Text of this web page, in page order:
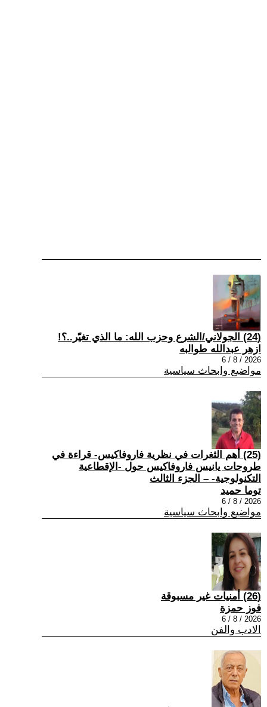
(24) الجولاني/الشرع وحزب الله: ما الذي تغيّر..؟!
ازهر عبدالله طوالبه
2026 / 8 / 6
مواضيع وابحاث سياسية
(25) أهم الثغرات في نظرية فاروفاكيس- قراءة في
طروحات يانيس فاروفاكيس حول -الإقطاعية
التكنولوجية- – الجزء الثالث
توما حميد
2026 / 8 / 6
مواضيع وابحاث سياسية
(26) أمنيات غير مسبوقة
فوز حمزة
2026 / 8 / 6
الادب والفن